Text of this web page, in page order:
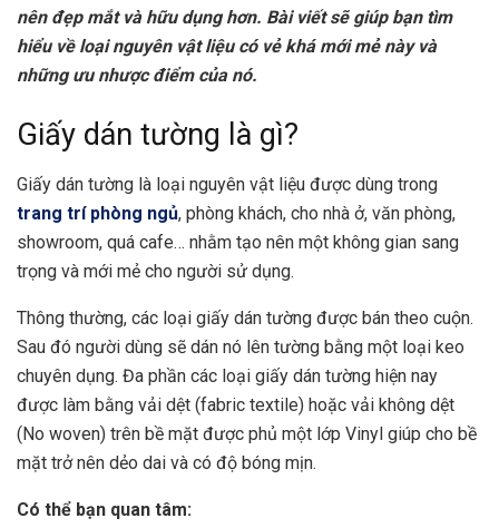
nên đẹp mắt và hữu dụng hơn. Bài viết sẽ giúp bạn tìm
hiểu về loại nguyên vật liệu có vẻ khá mới mẻ này và
những ưu nhược điểm của nó.
Giấy dán tường là gì?
Giấy dán tường là loại nguyên vật liệu được dùng trong
trang trí phòng ngủ, phòng khách, cho nhà ở, văn phòng,
showroom, quá cafe… nhằm tạo nên một không gian sang
trọng và mới mẻ cho người sử dụng.
Thông thường, các loại giấy dán tường được bán theo cuộn.
Sau đó người dùng sẽ dán nó lên tường bằng một loại keo
chuyên dụng. Đa phần các loại giấy dán tường hiện nay
được làm bằng vải dệt (fabric textile) hoặc vải không dệt
(No woven) trên bề mặt được phủ một lớp Vinyl giúp cho bề
mặt trở nên dẻo dai và có độ bóng mịn.
Có thể bạn quan tâm: